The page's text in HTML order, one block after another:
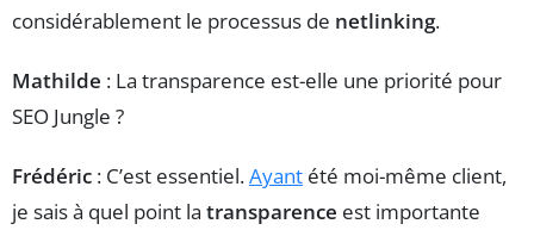
considérablement le processus de netlinking.
Mathilde : La transparence est-elle une priorité pour
SEO Jungle ?
Frédéric : C’est essentiel.Ayant été moi-même client,
je sais à quel point la transparence est importante